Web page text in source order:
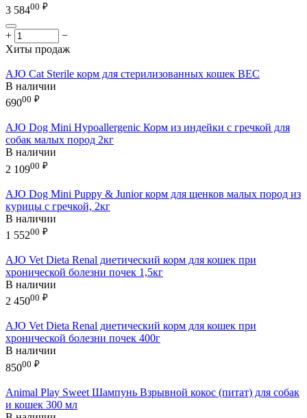
3 58400 ₽
+
−
Хиты продаж
AJO Cat Sterile корм для стерилизованных кошек ВЕС
В наличии
69000 ₽
AJO Dog Mini Hypoallergenic Корм из индейки с гречкой для
собак малых пород 2кг
В наличии
2 10900 ₽
AJO Dog Mini Puppy & Junior корм для щенков малых пород из
курицы с гречкой, 2кг
В наличии
1 55200 ₽
AJO Vet Dieta Renal диетический корм для кошек при
хронической болезни почек 1,5кг
В наличии
2 45000 ₽
AJO Vet Dieta Renal диетический корм для кошек при
хронической болезни почек 400г
В наличии
85000 ₽
Animal Play Sweet Шампунь Взрывной кокос (питат) для собак
и кошек 300 мл